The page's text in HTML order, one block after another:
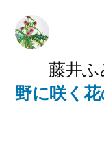
藤井ふ
野に咲く